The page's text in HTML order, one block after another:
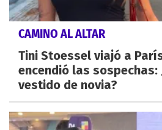
CAMINO AL ALTAR
Tini Stoessel viajó a
encendió las sospechas:
vestido de novia?